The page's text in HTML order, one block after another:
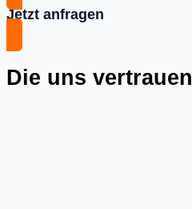
Jetzt anfragen
Die uns vertrauen